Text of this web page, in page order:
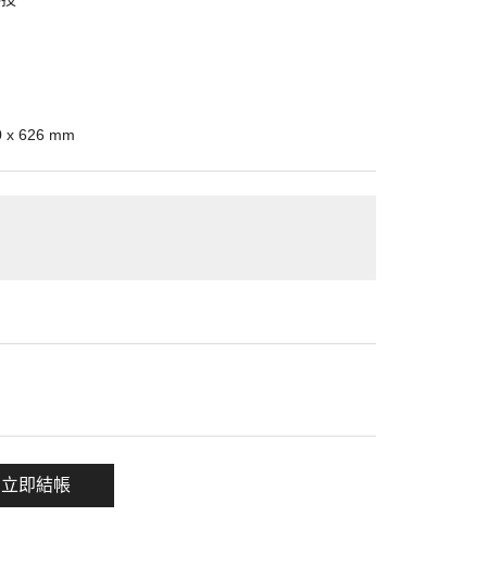
x 626 mm
立即結帳